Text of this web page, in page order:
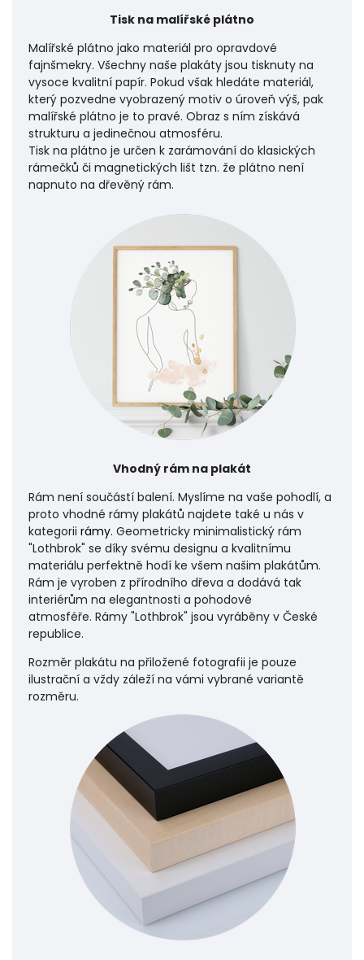
Tisk na malířské plátno
Malířské plátno jako materiál pro opravdové
fajnšmekry. Všechny naše plakáty jsou tisknuty na
vysoce kvalitní papír. Pokud však hledáte materiál,
který pozvedne vyobrazený motiv o úroveň výš, pak
malířské plátno je to pravé. Obraz s ním získává
strukturu a jedinečnou atmosféru.
Tisk na plátno je určen k zarámování do klasických
rámečků či magnetických lišt tzn. že plátno není
napnuto na dřevěný rám.
Vhodný rám na plakát
Rám není součástí balení. Myslíme na vaše pohodlí, a
proto vhodné rámy plakátů najdete také u nás v
kategorii rámy. Geometricky minimalistický rám
"Lothbrok" se díky svému designu a kvalitnímu
materiálu perfektně hodí ke všem našim plakátům.
Rám je vyroben z přírodního dřeva a dodává tak
interiérům na elegantnosti a pohodové
atmosféře. Rámy "Lothbrok" jsou vyráběny v České
republice.
Rozměr plakátu na přiložené fotografii je pouze
ilustrační a vždy záleží na vámi vybrané variantě
rozměru.